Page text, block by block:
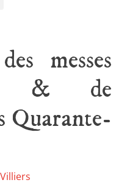
messes
& de
Quarante-